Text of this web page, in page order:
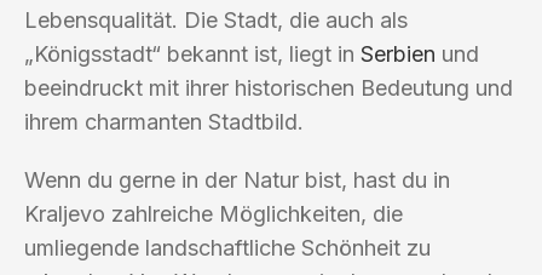
Lebensqualität. Die Stadt, die auch als
„Königsstadt“ bekannt ist, liegt in Serbien und
beeindruckt mit ihrer historischen Bedeutung und
ihrem charmanten Stadtbild.
Wenn du gerne in der Natur bist, hast du in
Kraljevo zahlreiche Möglichkeiten, die
umliegende landschaftliche Schönheit zu